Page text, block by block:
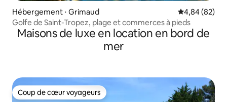
Hébergement ⋅ Grimaud Évaluation
4,84 (82)
Golfe de Saint-Tropez, plage et commerces à pieds
Maisons de luxe en location en bord de
mer
Coup de cœur voyageurs
Coup de cœur voyageurs